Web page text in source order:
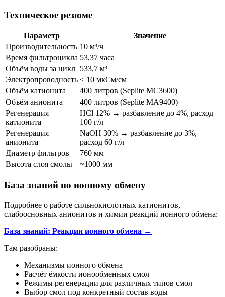
Техническое резюме
Параметр
Значение
Производительность 10 м³/ч
Время фильтроцикла 53,37 часа
Объём воды за цикл 533,7 м³
Электропроводность < 10 мкСм/см
Объём катионита
400 литров (Seplite MC3600)
Объём анионита
400 литров (Seplite MA9400)
Регенерация
катионита
HCl 12% → разбавление до 4%, расход
100 г/л
Регенерация
анионита
NaOH 30% → разбавление до 3%,
расход 60 г/л
Диаметр фильтров
760 мм
Высота слоя смолы
~1000 мм
База знаний по ионному обмену
Подробнее о работе сильнокислотных катионитов,
слабоосновных анионитов и химии реакций ионного обмена:
База знаний: Реакции ионного обмена →
Там разобраны:
Механизмы ионного обмена
Расчёт ёмкости ионообменных смол
Режимы регенерации для различных типов смол
Выбор смол под конкретный состав воды